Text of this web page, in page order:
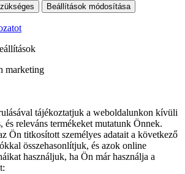
Beállítások módosítása
marketing
tájékoztatjuk a weboldalunkon kívüli
és releváns termékeket mutatunk Önnek.
Ön titkosított személyes adatait a következő
összehasonlítjuk, és azok online
használjuk, ha Ön már használja a